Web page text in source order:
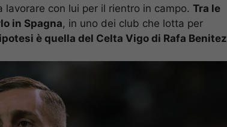
con lui per il rientro in campo. Tra le
in Spagna, in uno dei club che lotta per
è quella del Celta Vigo di Rafa Benitez